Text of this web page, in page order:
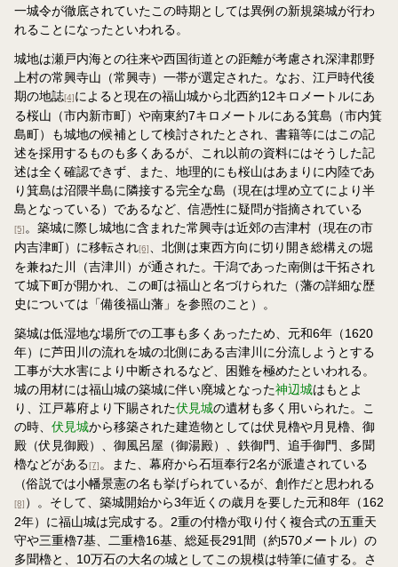
一城令が徹底されていたこの時期としては異例の新規築城が行わ
れることになったといわれる。
城地は瀬戸内海との往来や西国街道との距離が考慮され深津郡野
上村の常興寺山（常興寺）一帯が選定された。なお、江戸時代後
期の地誌[4]によると現在の福山城から北西約12キロメートルにあ
る桜山（市内新市町）や南東約7キロメートルにある箕島（市内箕
島町）も城地の候補として検討されたとされ、書籍等にはこの記
述を採用するものも多くあるが、これ以前の資料にはそうした記
述は全く確認できず、また、地理的にも桜山はあまりに内陸であ
り箕島は沼隈半島に隣接する完全な島（現在は埋め立てにより半
島となっている）であるなど、信憑性に疑問が指摘されている
[5] 。築城に際し城地に含まれた常興寺は近郊の吉津村（現在の市
内吉津町）に移転され[6]
、北側は東西方向に切り開き総構えの堀
を兼ねた川（吉津川）が通された。干潟であった南側は干拓され
て城下町が開かれ、この町は福山と名づけられた（藩の詳細な歴
史については「備後福山藩」を参照のこと）。
築城は低湿地な場所での工事も多くあったため、元和6年（1620
年）に芦田川の流れを城の北側にある吉津川に分流しようとする
工事が大水害により中断されるなど、困難を極めたといわれる。
城の用材には福山城の築城に伴い廃城となった神辺城はもとよ
り、江戸幕府より下賜された伏見城の遺材も多く用いられた。こ
の時、 伏見城から移築された建造物としては伏見櫓や月見櫓、御
殿（伏見御殿）、御風呂屋（御湯殿）、鉄御門、追手御門、多聞
櫓などがある[7] 。また、幕府から石垣奉行2名が派遣されている
（俗説では小幡景憲の名も挙げられているが、創作だと思われる
[8] ）。そして、築城開始から3年近くの歳月を要した元和8年（162
2年）に福山城は完成する。2重の付櫓が取り付く複合式の五重天
守や三重櫓7基、二重櫓16基、総延長291間（約570メートル）の
多聞櫓と、10万石の大名の城としてこの規模は特筆に値する。さ